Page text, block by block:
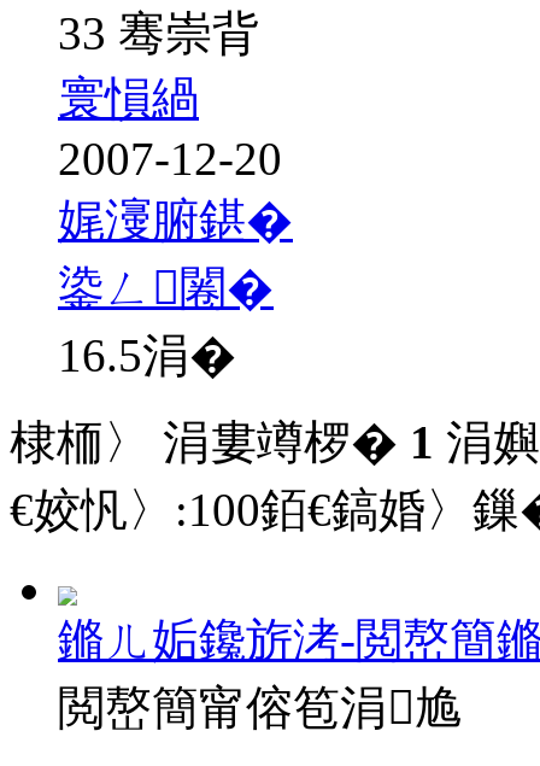
33 骞崇背
寰愪緺
2007-12-20
娓濅腑鍖�
鍌ㄥ闂�
16.5涓�
棣栭〉 涓婁竴椤� 1 涓
€姣忛〉:100銆€鎬婚〉
鏅ㄦ姤鑱旂洘-閲嶅簡
閲嶅簡甯傛笣涓尯